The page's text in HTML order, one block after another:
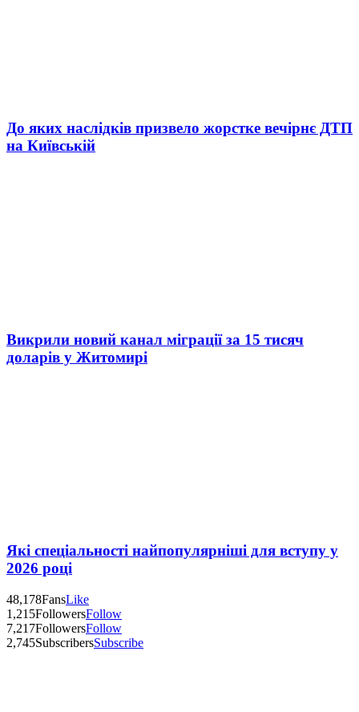
До яких наслідків призвело жорстке вечірнє ДТП
на Київській
Викрили новий канал міграції за 15 тисяч
доларів у Житомирі
Які спеціальності найпопулярніші для вступу у
2026 році
48,178FansLike
1,215FollowersFollow
7,217FollowersFollow
2,745SubscribersSubscribe